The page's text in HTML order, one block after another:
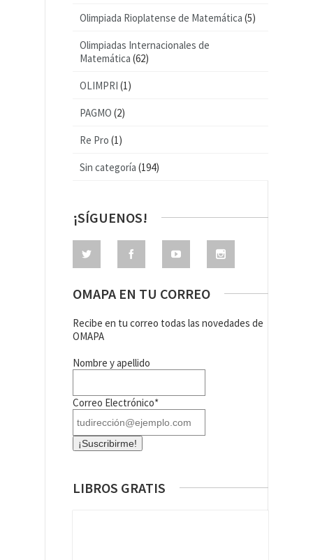
Olimpiada Rioplatense de Matemática (5)
Olimpiadas Internacionales de
Matemática (62)
OLIMPRI (1)
PAGMO (2)
Re Pro (1)
Sin categoría (194)
¡SÍGUENOS!
OMAPA EN TU CORREO
Recibe en tu correo todas las novedades de
OMAPA
Nombre y apellido
Correo Electrónico*
LIBROS GRATIS